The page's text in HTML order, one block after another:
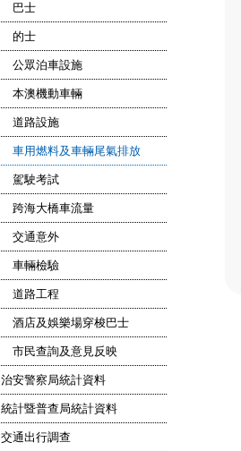
巴士
的士
公眾泊車設施
本澳機動車輛
道路設施
車用燃料及車輛尾氣排放
駕駛考試
跨海大橋車流量
交通意外
車輛檢驗
道路工程
酒店及娛樂場穿梭巴士
市民查詢及意見反映
治安警察局統計資料
統計暨普查局統計資料
交通出行調查